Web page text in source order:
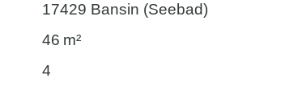
17429 Bansin (Seebad)
46 m²
4